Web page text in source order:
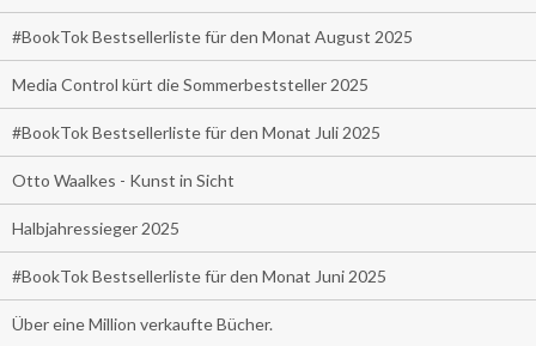
#BookTok Bestsellerliste für den Monat August 2025
Media Control kürt die Sommerbeststeller 2025
#BookTok Bestsellerliste für den Monat Juli 2025
Otto Waalkes - Kunst in Sicht
Halbjahressieger 2025
#BookTok Bestsellerliste für den Monat Juni 2025
Über eine Million verkaufte Bücher.